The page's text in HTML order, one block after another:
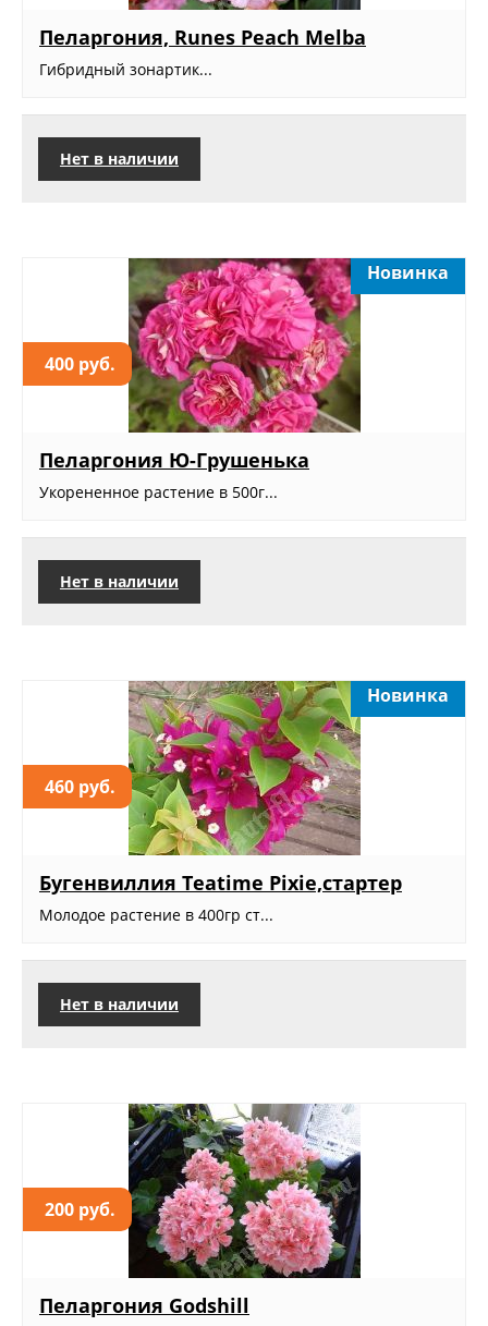
Пеларгония, Runes Peach Melba
Гибридный зонартик...
Нет в наличии
400 руб.
Новинка
Пеларгония Ю-Грушенька
Укорененное растение в 500г...
Нет в наличии
460 руб.
Новинка
Бугенвиллия Teatime Pixie,стартер
Молодое растение в 400гр ст...
Нет в наличии
200 руб.
Пеларгония Godshill